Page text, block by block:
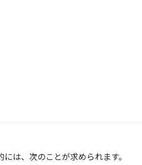
には、次のことが求められます。